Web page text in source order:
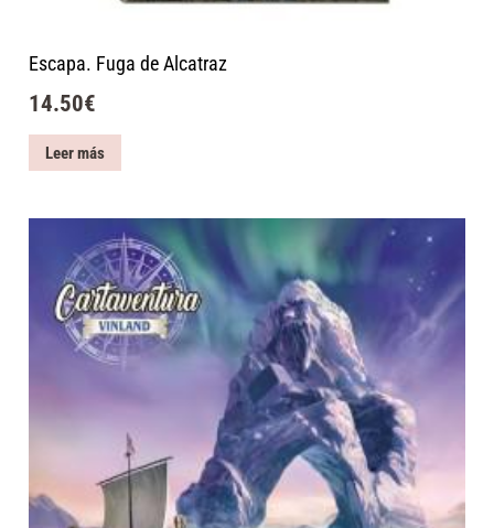
Escapa. Fuga de Alcatraz
14.50€
Leer más